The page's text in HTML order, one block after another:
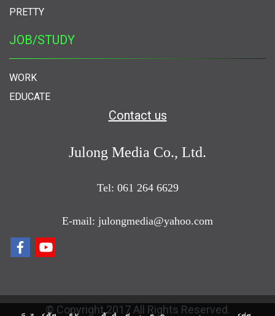
PRETTY
JOB/STUDY
WORK
EDUCATE
Contact us
Julong Media Co., Ltd.
Tel: 061 264 6629
E-mail: julongmedia@yahoo.com
© Copyright 2017 All Rights Reserved.